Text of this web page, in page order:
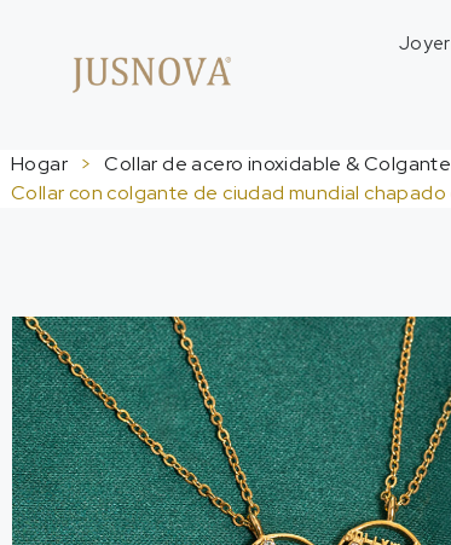
Hogar > Collar de acero inoxidable & Colgante
Collar con colgante de ciudad mundial